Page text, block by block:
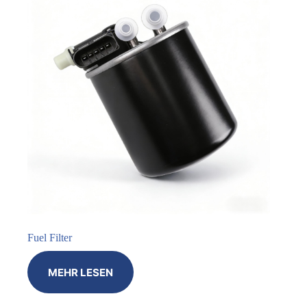
Fuel Filter
MEHR LESEN